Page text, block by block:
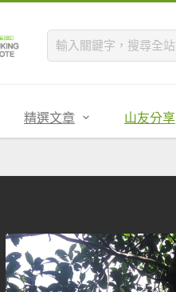
精選文章 山友分享